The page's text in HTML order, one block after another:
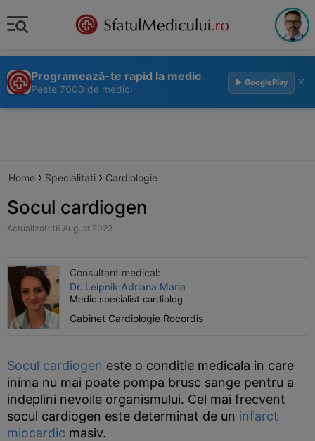
Programează-te rapid la medic
Peste 7000 de medici
▶ GooglePlay ×
Home › Specialitati › Cardiologie
Socul cardiogen
Actualizat: 16 August 2023
Consultant medical:
Dr. Leipnik Adriana Maria
Medic specialist cardiolog
Cabinet Cardiologie Rocordis
Socul cardiogen este o conditie medicala in care
inima nu mai poate pompa brusc sange pentru a
indeplini nevoile organismului. Cel mai frecvent
socul cardiogen este determinat de un infarct
miocardic masiv.